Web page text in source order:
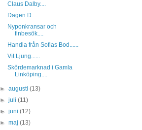
Claus Dalby....
Dagen D....
Nyponkransar och
finbesök....
Handla från Sofias Bod......
Vit Ljung......
Skördemarknad i Gamla
Linköping....
►augusti(13)
►juli(11)
►juni(12)
►maj(13)